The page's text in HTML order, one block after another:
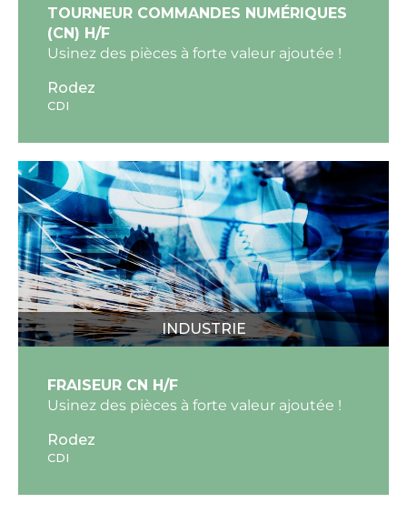
TOURNEUR COMMANDES NUMÉRIQUES
(CN) H/F
Usinez des pièces à forte valeur ajoutée !
Rodez
CDI
INDUSTRIE
FRAISEUR CN H/F
Usinez des pièces à forte valeur ajoutée !
Rodez
CDI